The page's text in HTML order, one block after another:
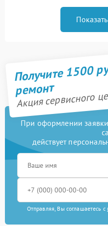
Получите 1500
ремонт
Акция сервисного
При оформлении
действует
Отправляя, Вы соглашаетесь с